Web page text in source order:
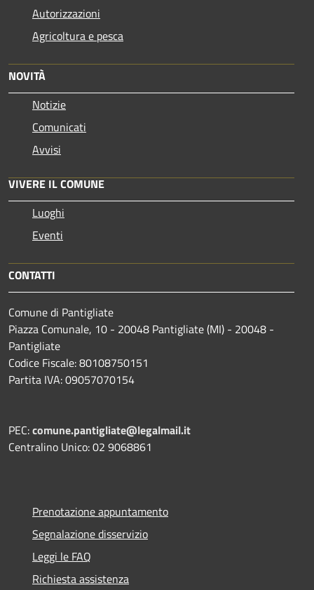
Autorizzazioni
Agricoltura e pesca
NOVITÀ
Notizie
Comunicati
Avvisi
VIVERE IL COMUNE
Luoghi
Eventi
CONTATTI
Comune di Pantigliate
Piazza Comunale, 10 - 20048 Pantigliate (MI) - 20048 -
Pantigliate
Codice Fiscale: 80108750151
Partita IVA: 09057070154
PEC:comune.pantigliate@legalmail.it
Centralino Unico: 02 9068861
Prenotazione appuntamento
Segnalazione disservizio
Leggi le FAQ
Richiesta assistenza